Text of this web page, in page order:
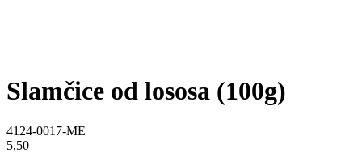
Slamčice od lososa (100g)
4124-0017-ME
5,50